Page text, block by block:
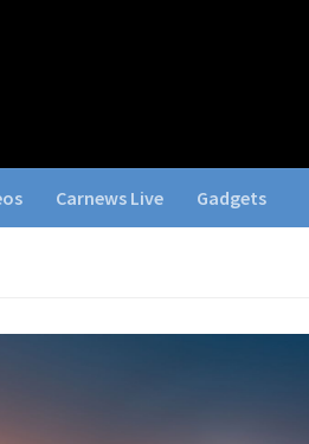
Carnews Live Gadgets